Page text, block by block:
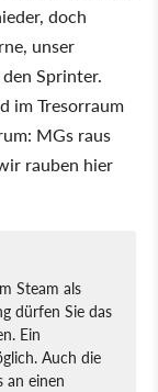
doch
unser
Sprinter.
im Tresorraum
MGs raus
rauben hier
Steam als
dürfen Sie das
Ein
Auch die
an einen